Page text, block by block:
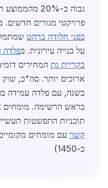
גבוה ב-20%
פרויקטי מגורים חדשים.
בפני חלודה ברהט
על בנייה עירונית. בפלדה
בקריית גת המחירים
בשנה, עם פלדה עמידה
בראש הרשימה. מומחים
תוכניות התפשטות
קשר עם מומחים
כ-1450)